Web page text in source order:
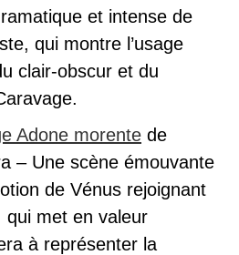
et intense de
qui montre l’usage
clair-obscur et du
Adone morente de
– Une scène émouvante
de Vénus rejoignant
qui met en valeur
à représenter la